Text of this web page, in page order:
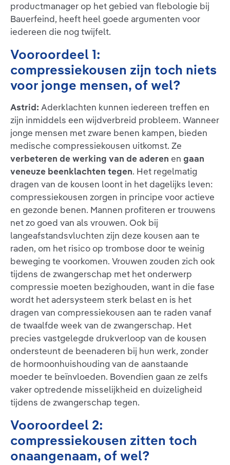
productmanager op het gebied van flebologie bij
Bauerfeind, heeft heel goede argumenten voor
iedereen die nog twijfelt.
Vooroordeel 1:
compressiekousen zijn toch niets
voor jonge mensen, of wel?
Astrid: Aderklachten kunnen iedereen treffen en
zijn inmiddels een wijdverbreid probleem. Wanneer
jonge mensen met zware benen kampen, bieden
medische compressiekousen uitkomst. Ze
verbeteren de werking van de aderen en gaan
veneuze beenklachten tegen. Het regelmatig
dragen van de kousen loont in het dagelijks leven:
compressiekousen zorgen in principe voor actieve
en gezonde benen. Mannen profiteren er trouwens
net zo goed van als vrouwen. Ook bij
langeafstandsvluchten zijn deze kousen aan te
raden, om het risico op trombose door te weinig
beweging te voorkomen. Vrouwen zouden zich ook
tijdens de zwangerschap met het onderwerp
compressie moeten bezighouden, want in die fase
wordt het adersysteem sterk belast en is het
dragen van compressiekousen aan te raden vanaf
de twaalfde week van de zwangerschap. Het
precies vastgelegde drukverloop van de kousen
ondersteunt de beenaderen bij hun werk, zonder
de hormoonhuishouding van de aanstaande
moeder te beïnvloeden. Bovendien gaan ze zelfs
vaker optredende misselijkheid en duizeligheid
tijdens de zwangerschap tegen.
Vooroordeel 2:
compressiekousen zitten toch
onaangenaam, of wel?